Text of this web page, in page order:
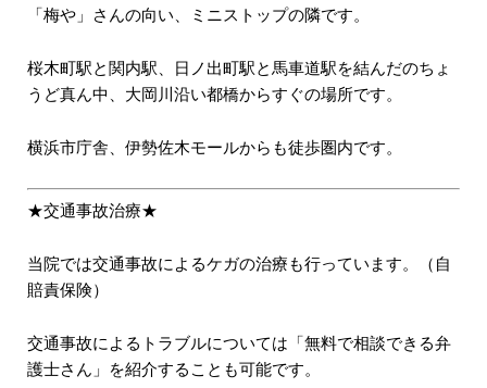
「梅や」さんの向い、ミニストップの隣です。
桜木町駅と関内駅、日ノ出町駅と馬車道駅を結んだのちょ
うど真ん中、大岡川沿い都橋からすぐの場所です。
横浜市庁舎、伊勢佐木モールからも徒歩圏内です。
★交通事故治療★
当院では交通事故によるケガの治療も行っています。（自
賠責保険）
交通事故によるトラブルについては「無料で相談できる弁
護士さん」を紹介することも可能です。